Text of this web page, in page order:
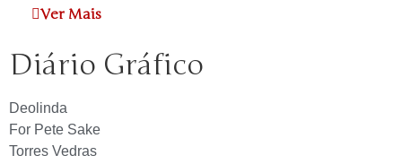
Ver Mais
Diário Gráfico
Deolinda
For Pete Sake
Torres Vedras